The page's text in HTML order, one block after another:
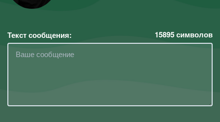
Текст сообщения: 15895символов